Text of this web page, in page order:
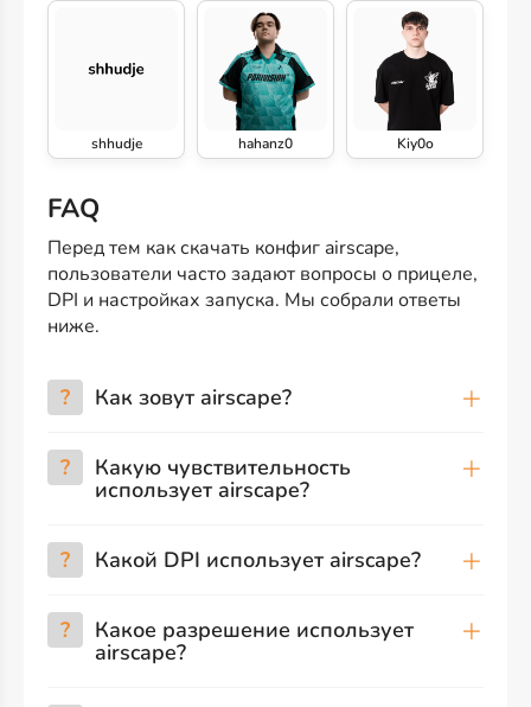
shhudje hahanz0 Kiy0o
FAQ
Перед тем как скачать конфиг airscape,
пользователи часто задают вопросы о прицеле,
DPI и настройках запуска. Мы собрали ответы
ниже.
? Как зовут airscape?
? Какую чувствительность
использует airscape?
? Какой DPI использует airscape?
? Какое разрешение использует
airscape?